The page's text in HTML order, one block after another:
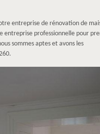
entreprise de rénovation de
entreprise professionnelle pour
sommes aptes et avons les